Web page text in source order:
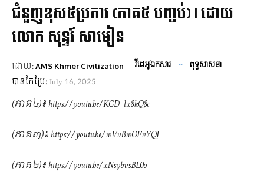
ជំនួញខុស៥ប្រការ (ភាគ៥ បញ្ចប់) | ដោយ
លោក សុន្ទរ៍ សាមៀន
ដោយ:AMS Khmer Civilization វីដេអូឯកសារ ពុទ្ធសាសនា
បានកែប្រែ:July 16, 2025
(ភាគ៤)៖ https://youtu.be/KGD_lx8kQ8c
(ភាគ៣)៖ https://youtu.be/wVvBwOFvYQI
(ភាគ២)៖ https://youtu.be/xNsybvsBL0o